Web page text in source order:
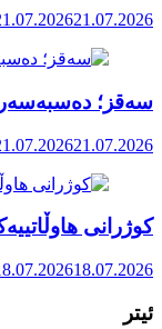
21.07.2026
سەقز؛ دەسبەسەری
21.07.2026
کوژرانی
18.07.2026
ئیتر